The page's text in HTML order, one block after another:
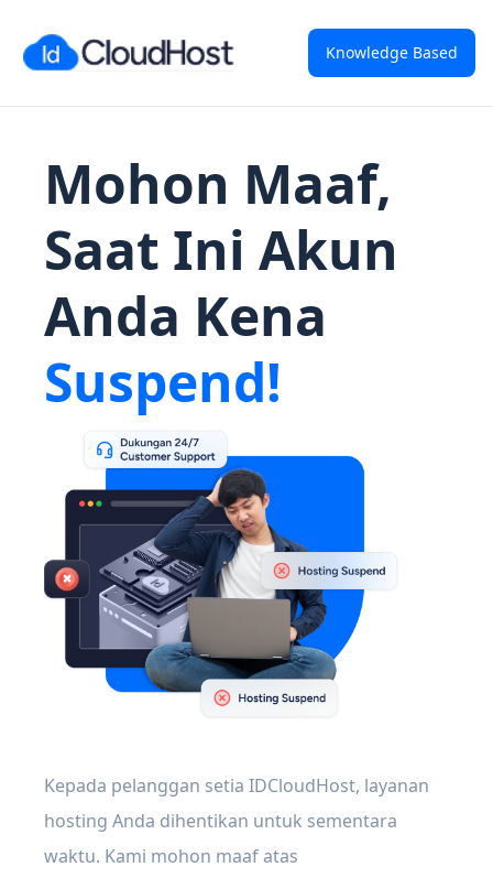
Knowledge Based
Mohon Maaf,
Saat Ini Akun
Anda Kena
Suspend!
Kepada pelanggan setia IDCloudHost, layanan
hosting Anda dihentikan untuk sementara
waktu. Kami mohon maaf atas